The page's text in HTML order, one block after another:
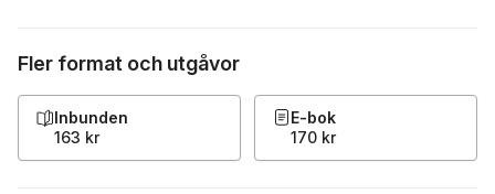
Fler format och utgåvor
Inbunden
163 kr
E-bok
170 kr